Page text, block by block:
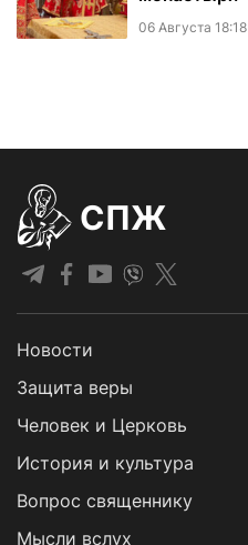
06 Августа 18:18
СПЖ
Новости
Защита веры
Человек и Церковь
История и культура
Вопрос священнику
Мысли вслух